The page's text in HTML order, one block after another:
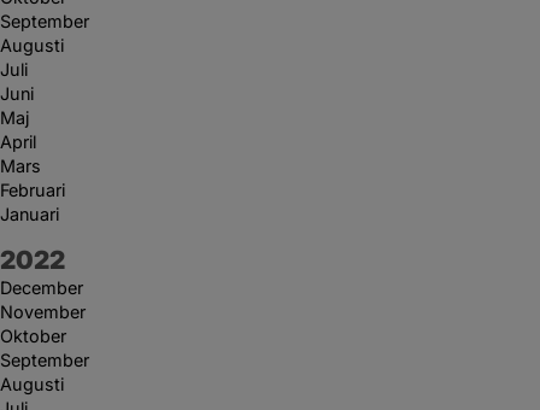
September
Augusti
Juli
Juni
Maj
April
Mars
Februari
Januari
År:
2022
December
November
Oktober
September
Augusti